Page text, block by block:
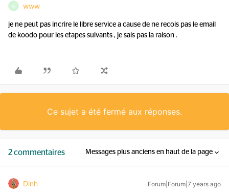
W www
je ne peut pas incrire le libre service a cause de ne recois pas le email
de koodo pour les etapes suivants , je sais pas la raison .
Ce sujet a été fermé aux réponses.
2 commentaires Messages plus anciens en haut de la page
Dinh Forum|Forum|7 years ago